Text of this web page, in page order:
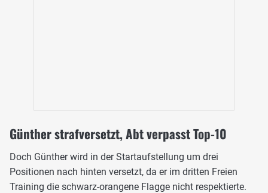
Günther strafversetzt, Abt verpasst Top-10
Doch Günther wird in der Startaufstellung um drei
Positionen nach hinten versetzt, da er im dritten Freien
Training die schwarz-orangene Flagge nicht respektierte.